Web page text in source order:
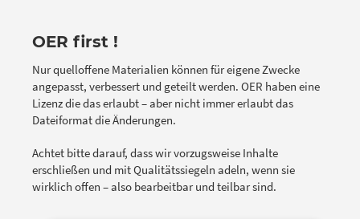
OER first !
Nur quelloffene Materialien können für eigene Zwecke
angepasst, verbessert und geteilt werden. OER haben eine
Lizenz die das erlaubt – aber nicht immer erlaubt das
Dateiformat die Änderungen.
Achtet bitte darauf, dass wir vorzugsweise Inhalte
erschließen und mit Qualitätssiegeln adeln, wenn sie
wirklich offen – also bearbeitbar und teilbar sind.